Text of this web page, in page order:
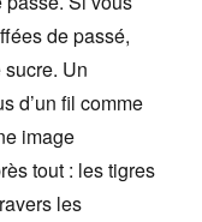
de passé,
Un
d’un fil comme
image
tout : les tigres
les